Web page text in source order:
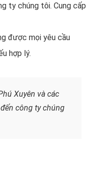
ty chúng tôi. Cung cấp
được mọi yêu cầu
hợp lý.
Xuyên và các
công ty chúng